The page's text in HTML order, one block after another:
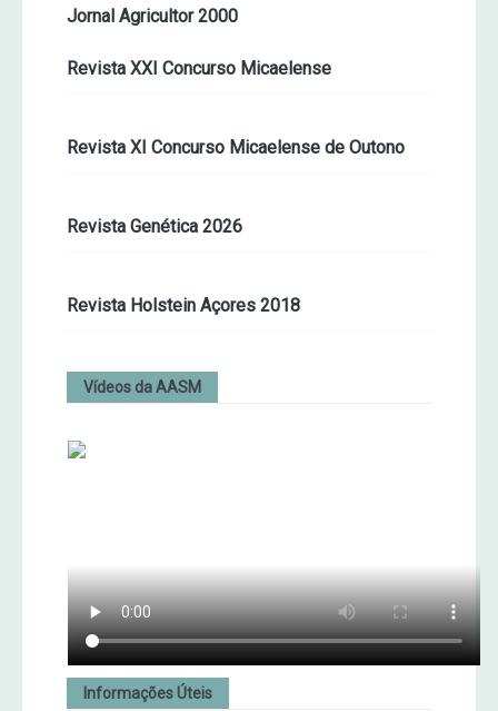
Jornal Agricultor 2000
Revista XXI Concurso Micaelense
Revista XI Concurso Micaelense de Outono
Revista Genética 2026
Revista Holstein Açores 2018
Vídeos da AASM
Informações Úteis